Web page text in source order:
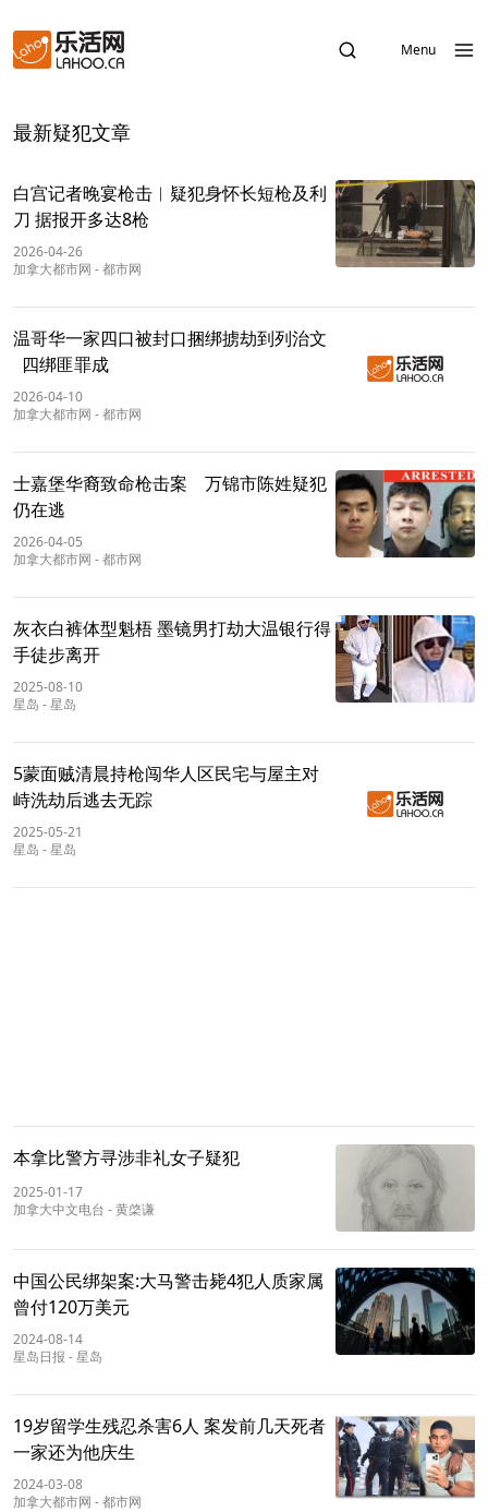
Menu
最新疑犯文章
白宫记者晚宴枪击︱疑犯身怀长短枪及利
刀 据报开多达8枪
2026-04-26
加拿大都市网 -都市网
温哥华一家四口被封口捆绑掳劫到列治文
四绑匪罪成
2026-04-10
加拿大都市网 -都市网
士嘉堡华裔致命枪击案 万锦市陈姓疑犯
仍在逃
2026-04-05
加拿大都市网 -都市网
灰衣白裤体型魁梧 墨镜男打劫大温银行得
手徒步离开
2025-08-10
星岛 -星岛
5蒙面贼清晨持枪闯华人区民宅与屋主对
峙洗劫后逃去无踪
2025-05-21
星岛 -星岛
本拿比警方寻涉非礼女子疑犯
2025-01-17
加拿大中文电台 -黄棨谦
中国公民绑架案:大马警击毙4犯人质家属
曾付120万美元
2024-08-14
星岛日报 -星岛
19岁留学生残忍杀害6人 案发前几天死者
一家还为他庆生
2024-03-08
加拿大都市网 -都市网